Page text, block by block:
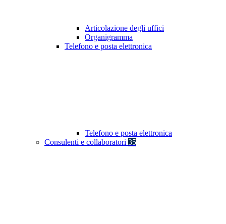
Articolazione degli uffici
Organigramma
Telefono e posta elettronica
Telefono e posta elettronica
Consulenti e collaboratori 35